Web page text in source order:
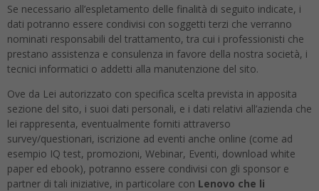
Se necessario all’espletamento delle finalità di seguito indicate, i
dati potranno essere condivisi con soggetti terzi che verranno
nominati responsabili del trattamento, tra cui i professionisti che
prestano assistenza e consulenza in favore della nostra società, i
tecnici informatici o addetti alla manutenzione del sito.
Ove da Lei autorizzato con specifica scelta prevista in apposita
sezione del sito, i suoi dati personali, e i dati relativi all’azienda che
lei rappresenta, eventualmente forniti attraverso
survey/questionari, iscrizione ad eventi anche online (come ad
esempio IQ test, promozioni, Webinar, Eventi, download white
paper ed ebook), potranno essere condivisi con gli sponsor e
partner di tali iniziative, in particolare con Lenovo che li